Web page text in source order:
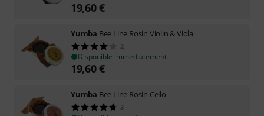
19,60€
Yumba Bee Line Rosin Violin & Viola
2
Disponible immédiatement
19,60€
Yumba Bee Line Rosin Cello
3